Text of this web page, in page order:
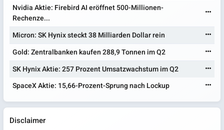
Nvidia Aktie: Firebird AI eröffnet 500-Millionen-
Rechenze...
Micron: SK Hynix steckt 38 Milliarden Dollar rein
Gold: Zentralbanken kaufen 288,9 Tonnen im Q2
SK Hynix Aktie: 257 Prozent Umsatzwachstum im Q2
SpaceX Aktie: 15,66-Prozent-Sprung nach Lockup
Disclaimer